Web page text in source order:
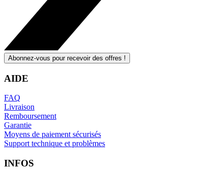
Abonnez-vous pour recevoir des offres !
AIDE
FAQ
Livraison
Remboursement
Garantie
Moyens de paiement sécurisés
Support technique et problèmes
INFOS